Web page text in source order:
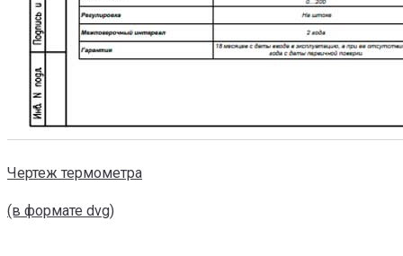
Чертеж термометра
(в формате dvg)